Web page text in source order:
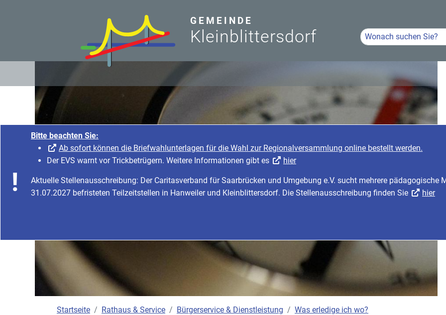
Ab sofort können die Briefwahlunterlagen für die Wahl zur Regionalversammlung
Der EVS warnt vor Trickbetrügern. Weitere Informationen gibt es
Aktuelle Stellenausschreibung: Der Caritasverband für Saarbrücken und Umgebung e.V.
31.07.2027 befristeten Teilzeitstellen in Hanweiler und Kleinblittersdorf. Die
GEMEINDE
Kleinblittersdorf Volltextsuche
Hier Suchbegriff eingeben
Startseite Rathaus & Service Bürgerservice & Dienstleistung Was erledige ich wo?